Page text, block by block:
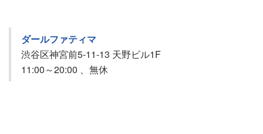
ダールファティマ
渋谷区神宮前5-11-13 天野ビル1F
11:00～20:00 、無休